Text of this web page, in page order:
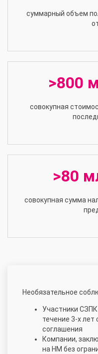
суммарный объем
>800
совокупная
>80
совокупная сумма
Необязательное
Участники
течение 3-х лет
соглашения
Компании,
на НМ без